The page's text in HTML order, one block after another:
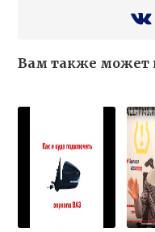
Вам также может